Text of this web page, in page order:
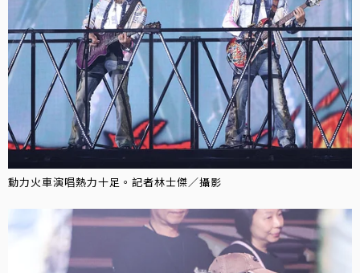
動力火車演唱熱力十足。記者林士傑／攝影